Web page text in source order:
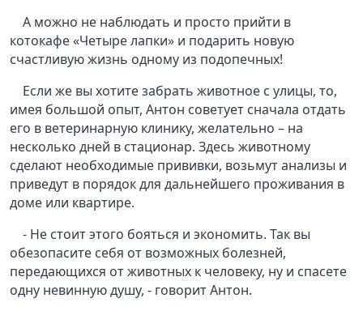
А можно не наблюдать и просто прийти в
котокафе «Четыре лапки» и подарить новую
счастливую жизнь одному из подопечных!
Если же вы хотите забрать животное с улицы, то,
имея большой опыт, Антон советует сначала отдать
его в ветеринарную клинику, желательно – на
несколько дней в стационар. Здесь животному
сделают необходимые прививки, возьмут анализы и
приведут в порядок для дальнейшего проживания в
доме или квартире.
- Не стоит этого бояться и экономить. Так вы
обезопасите себя от возможных болезней,
передающихся от животных к человеку, ну и спасете
одну невинную душу, - говорит Антон.